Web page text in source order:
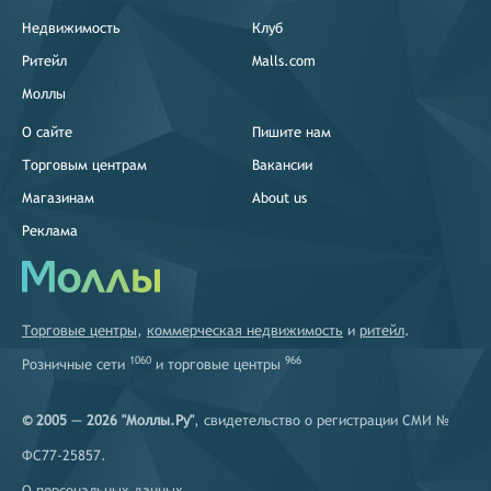
Санкт-Петербург
Московского вокзала
город Санкт-Петербург
Санкт-Петербург
улица Ефимова,3
просп. Стачек,99,литера А,ТРК
Континент
Санкт-Петербург
Большой проспект П.С,47
Атмосфера
Санкт-Петербург
Недвижимость
Ритейл
Моллы
Клуб
Malls.com
О сайте
Торговым центрам
Магазинам
Реклама
Пишите нам
Вакансии
About us
Торговые центры, коммерческая недвижимость и ритейл.
Розничные сети 1060 и торговые центры 966
© 2005 — 2026 "Моллы.Ру", свидетельство о регистрации СМИ №
ФС77-25857.